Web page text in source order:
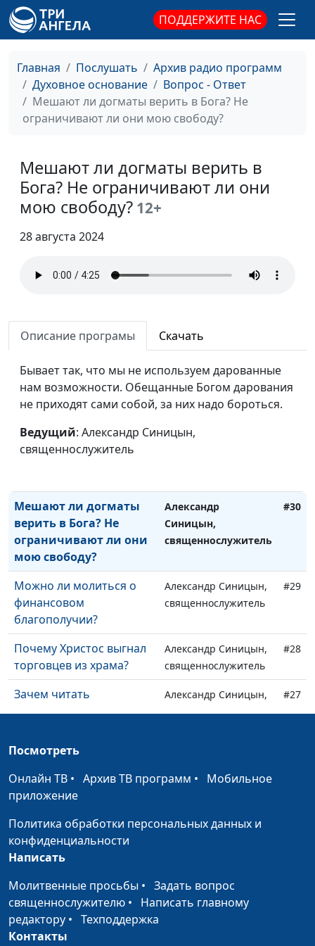
ПОДДЕРЖИТЕ НАС
Главная Послушать
Архив радио программ
Духовное основание
Вопрос - Ответ
Мешают ли догматы верить в Бога? Не
ограничивают ли они мою свободу?
Мешают ли догматы верить в
Бога? Не ограничивают ли они
мою свободу? 12+
28 августа 2024
Описание програмы Скачать
Бывает так, что мы не используем дарованные
нам возможности. Обещанные Богом дарования
не приходят сами собой, за них надо бороться.
Ведущий: Александр Синицын,
священнослужитель
встречи с Богом?
священнослужитель
Обижаться - это грех?
Александр Синицын,
#38
Откуда взялись десять
заповедей?
Александр Синицын,
священнослужитель
Имеет ли значение, в
Рождество?
Встречаться с
человеком, не
- грех?
Александр Синицын,
Духовное или
Александр Синицын,
Для чего нужно
Александр Синицын,
священнослужитель
Какие воскрешения
кроме воскрешения
Иисуса Христа?
Александр Синицын,
священнослужитель
Как Библия помогает в
Мешают ли догматы
верить в Бога? Не
ограничивают ли они
мою свободу?
Александр
Синицын,
священнослужитель
#30
Можно ли молиться о
финансовом
благополучии?
Александр Синицын,
священнослужитель
#29
Почему Христос выгнал
торговцев из храма?
Александр Синицын,
священнослужитель
#28
Зачем читать
Евангелие?
Александр Синицын,
священнослужитель
#27
близкими, если они не
разделяют мою веру?
Как открыть сердце Богу
во время молитвы?
священнослужитель
Обязан ли я страдать за
веру?
Почему именно Мария
стала матерью Христа?
Александр Синицын,
священнослужитель
Где был Иисус до 30 лет?
Посмотреть
Онлайн ТВ • Архив ТВ программ • Мобильное
приложение
Политика обработки персональных данных и
конфиденциальности
Написать
Молитвенные просьбы • Задать вопрос
священнослужителю • Написать главному
редактору • Техподдержка
Контакты